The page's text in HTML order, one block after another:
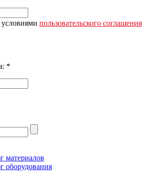
условиями пользовательского соглашения
*
материалов
оборудования